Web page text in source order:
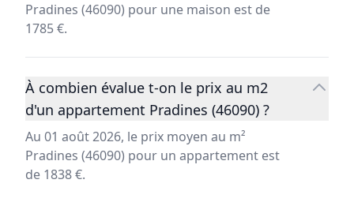
Pradines (46090) pour une maison est de
1785 €.
À combien évalue t-on le prix au m2
d'un appartement Pradines (46090) ?
Au 01 août 2026, le prix moyen au m²
Pradines (46090) pour un appartement est
de 1838 €.